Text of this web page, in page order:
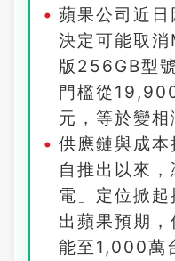
蘋果公司近日
決定可能取
版256GB型
門檻從
元，等於變
供應鏈與成
自推出以來
電」定位掀
出蘋果預期
能至1,000萬